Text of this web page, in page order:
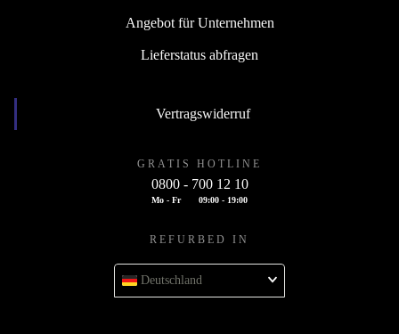
Angebot für Unternehmen
Lieferstatus abfragen
Vertragswiderruf
GRATIS HOTLINE
0800 - 700 12 10
Mo - Fr 09:00 - 19:00
REFURBED IN
Deutschland